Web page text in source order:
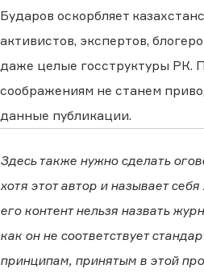
Бударов оскорбляет
активистов, экспертов,
даже целые госструктуры РК.
соображениям не станем
данные публикации.
Здесь также нужно сделать
хотя этот автор и называет
его контент нельзя назвать
как он не соответствует
принципам, принятым в этой